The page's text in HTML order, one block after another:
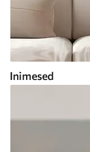
Inimesed